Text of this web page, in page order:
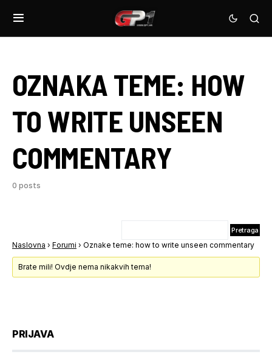
OZNAKA TEME: HOW
TO WRITE UNSEEN
COMMENTARY
0 posts
Naslovna › Forumi › Oznake teme: how to write unseen commentary
Brate mili! Ovdje nema nikakvih tema!
PRIJAVA